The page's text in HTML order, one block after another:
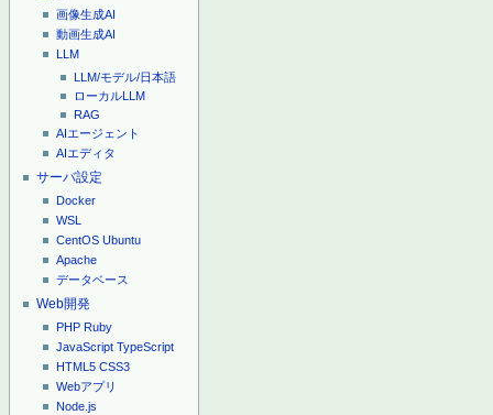
画像生成AI
動画生成AI
LLM
LLM/モデル/日本語
ローカルLLM
RAG
AIエージェント
AIエディタ
サーバ設定
Docker
WSL
CentOS Ubuntu
Apache
データベース
Web開発
PHP Ruby
JavaScript TypeScript
HTML5 CSS3
Webアプリ
Node.js